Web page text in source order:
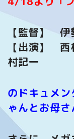
【監督】 伊
【出演】
村記一
のドキュメ
ゃんとお母さ